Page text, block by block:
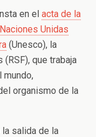
en el acta de la
Unidas
(Unesco), la
que trabaja
mundo,
organismo de la
salida de la